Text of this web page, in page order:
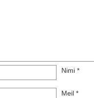
Nimi *
Meil *